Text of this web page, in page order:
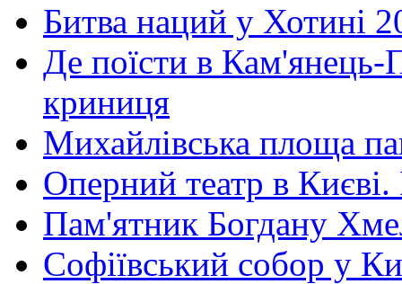
Битва наций у Хотині
Де поїсти в Кам'янець-
криниця
Михайлівська площа
Оперний театр в
Пам'ятник Богдану
Софіївський собор у